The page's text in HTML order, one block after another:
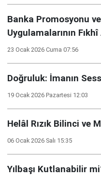
Banka Promosyonu
Uygulamalarının
23 Ocak 2026 Cuma 07:56
Doğruluk: İmanın
19 Ocak 2026 Pazartesi 12:03
Helâl Rızık Bilinci ve
06 Ocak 2026 Salı 15:35
Yılbaşı Kutlanabilir